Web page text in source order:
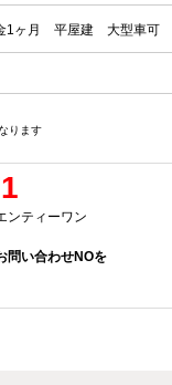
1ヶ月 平屋建 大型車可
ります
ンティーワン
問い合わせNOを